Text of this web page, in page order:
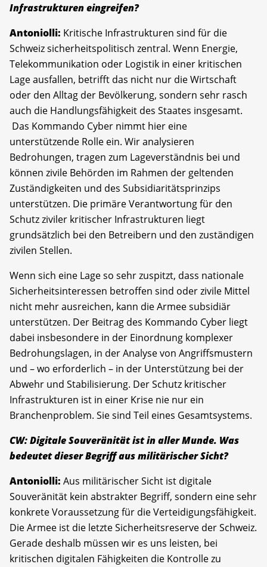
Infrastrukturen eingreifen?
Antoniolli: Kritische Infrastrukturen sind für die
Schweiz sicherheitspolitisch zentral. Wenn Energie,
Telekommunikation oder Logistik in einer kritischen
Lage ausfallen, betrifft das nicht nur die Wirtschaft
oder den Alltag der Bevölkerung, sondern sehr rasch
auch die Handlungsfähigkeit des Staates insgesamt.
Das Kommando Cyber nimmt hier eine
unterstützende Rolle ein. Wir analysieren
Bedrohungen, tragen zum Lageverständnis bei und
können zivile Behörden im Rahmen der geltenden
Zuständigkeiten und des Subsidiaritätsprinzips
unterstützen. Die primäre Verantwortung für den
Schutz ziviler kritischer Infrastrukturen liegt
grundsätzlich bei den Betreibern und den zuständigen
zivilen Stellen.
Wenn sich eine Lage so sehr zuspitzt, dass nationale
Sicherheitsinteressen betroffen sind oder zivile Mittel
nicht mehr ausreichen, kann die Armee subsidiär
unterstützen. Der Beitrag des Kommando Cyber liegt
dabei insbesondere in der Einordnung komplexer
Bedrohungslagen, in der Analyse von Angriffsmustern
und – wo erforderlich – in der Unterstützung bei der
Abwehr und Stabilisierung. Der Schutz kritischer
Infrastrukturen ist in einer Krise nie nur ein
Branchenproblem. Sie sind Teil eines Gesamt­systems.
CW: Digitale Souveränität ist in aller Munde. Was
bedeutet dieser Begriff aus militärischer Sicht?
Antoniolli: Aus militärischer Sicht ist digitale
Souveränität kein abstrakter Begriff, sondern eine sehr
konkrete Voraussetzung für die Verteidigungsfähigkeit.
Die Armee ist die letzte Sicherheitsreserve der Schweiz.
Gerade deshalb müssen wir es uns leisten, bei
kritischen digitalen Fähigkeiten die Kontrolle zu